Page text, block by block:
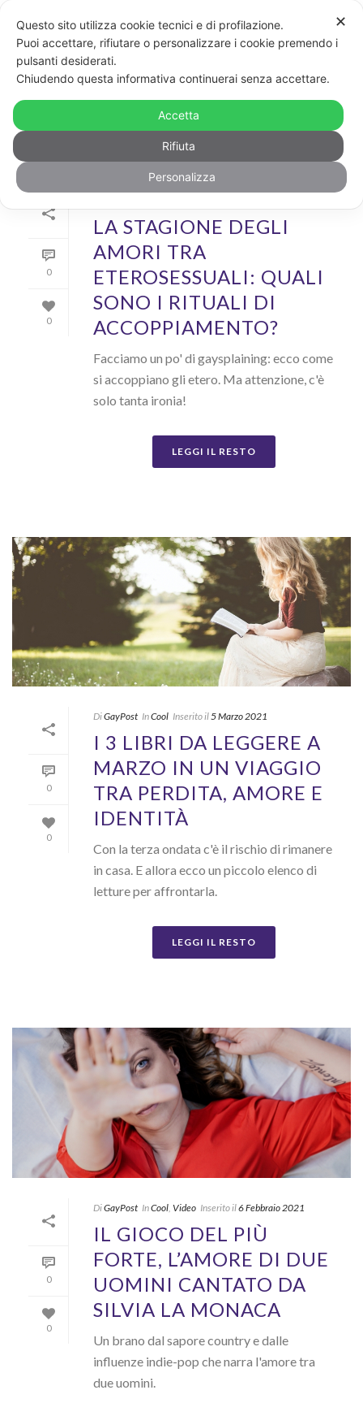
ARCHIVIO
0
0
LA STAGIONE DEGLI
AMORI TRA
ETEROSESSUALI: QUALI
SONO I RITUALI DI
ACCOPPIAMENTO?
Facciamo un po' di gaysplaining: ecco come
si accoppiano gli etero. Ma attenzione, c'è
solo tanta ironia!
LEGGI IL RESTO
0
0
DiGayPost InCool Inserito il5 Marzo 2021
I 3 LIBRI DA LEGGERE A
MARZO IN UN VIAGGIO
TRA PERDITA, AMORE E
IDENTITÀ
Con la terza ondata c'è il rischio di rimanere
in casa. E allora ecco un piccolo elenco di
letture per affrontarla.
LEGGI IL RESTO
0
0
DiGayPost InCool Video Inserito il6 Febbraio 2021
IL GIOCO DEL PIÙ
FORTE, L’AMORE DI DUE
UOMINI CANTATO DA
SILVIA LA MONACA
Un brano dal sapore country e dalle
influenze indie-pop che narra l'amore tra
due uomini.
✕
Questo sito utilizza cookie tecnici e di profilazione.
Puoi accettare, rifiutare o personalizzare i cookie premendo i
pulsanti desiderati.
Chiudendo questa informativa continuerai senza accettare.
Accetta
Rifiuta
Personalizza